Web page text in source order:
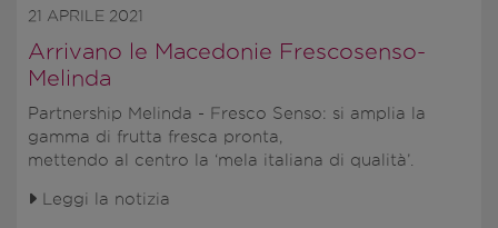
21 APRILE 2021
Arrivano le Macedonie Frescosenso-
Melinda
Partnership Melinda - Fresco Senso: si amplia la
gamma di frutta fresca pronta,
mettendo al centro la ‘mela italiana di qualità’.
Leggi la notizia